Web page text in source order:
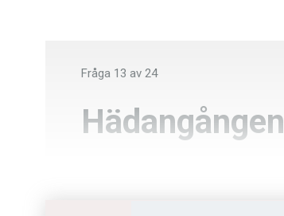
Fråga 13 av 24
Hädangången